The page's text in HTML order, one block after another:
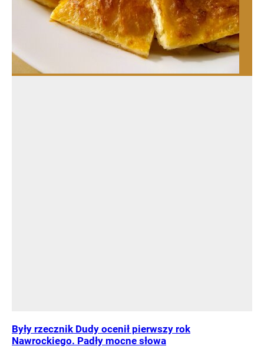
Były rzecznik Dudy ocenił pierwszy rok
Nawrockiego. Padły mocne słowa